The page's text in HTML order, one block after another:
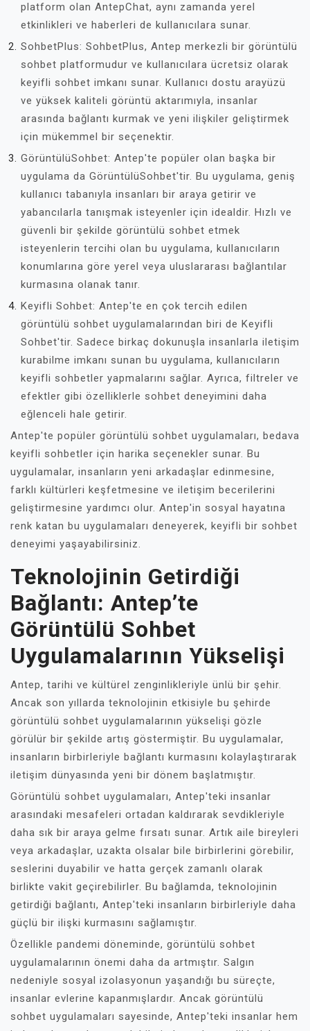
platform olan AntepChat, aynı zamanda yerel
etkinlikleri ve haberleri de kullanıcılara sunar.
SohbetPlus: SohbetPlus, Antep merkezli bir görüntülü
sohbet platformudur ve kullanıcılara ücretsiz olarak
keyifli sohbet imkanı sunar. Kullanıcı dostu arayüzü
ve yüksek kaliteli görüntü aktarımıyla, insanlar
arasında bağlantı kurmak ve yeni ilişkiler geliştirmek
için mükemmel bir seçenektir.
GörüntülüSohbet: Antep'te popüler olan başka bir
uygulama da GörüntülüSohbet'tir. Bu uygulama, geniş
kullanıcı tabanıyla insanları bir araya getirir ve
yabancılarla tanışmak isteyenler için idealdir. Hızlı ve
güvenli bir şekilde görüntülü sohbet etmek
isteyenlerin tercihi olan bu uygulama, kullanıcıların
konumlarına göre yerel veya uluslararası bağlantılar
kurmasına olanak tanır.
Keyifli Sohbet: Antep'te en çok tercih edilen
görüntülü sohbet uygulamalarından biri de Keyifli
Sohbet'tir. Sadece birkaç dokunuşla insanlarla iletişim
kurabilme imkanı sunan bu uygulama, kullanıcıların
keyifli sohbetler yapmalarını sağlar. Ayrıca, filtreler ve
efektler gibi özelliklerle sohbet deneyimini daha
eğlenceli hale getirir.
Antep'te popüler görüntülü sohbet uygulamaları, bedava
keyifli sohbetler için harika seçenekler sunar. Bu
uygulamalar, insanların yeni arkadaşlar edinmesine,
farklı kültürleri keşfetmesine ve iletişim becerilerini
geliştirmesine yardımcı olur. Antep'in sosyal hayatına
renk katan bu uygulamaları deneyerek, keyifli bir sohbet
deneyimi yaşayabilirsiniz.
Teknolojinin Getirdiği
Bağlantı: Antep’te
Görüntülü Sohbet
Uygulamalarının Yükselişi
Antep, tarihi ve kültürel zenginlikleriyle ünlü bir şehir.
Ancak son yıllarda teknolojinin etkisiyle bu şehirde
görüntülü sohbet uygulamalarının yükselişi gözle
görülür bir şekilde artış göstermiştir. Bu uygulamalar,
insanların birbirleriyle bağlantı kurmasını kolaylaştırarak
iletişim dünyasında yeni bir dönem başlatmıştır.
Görüntülü sohbet uygulamaları, Antep'teki insanlar
arasındaki mesafeleri ortadan kaldırarak sevdikleriyle
daha sık bir araya gelme fırsatı sunar. Artık aile bireyleri
veya arkadaşlar, uzakta olsalar bile birbirlerini görebilir,
seslerini duyabilir ve hatta gerçek zamanlı olarak
birlikte vakit geçirebilirler. Bu bağlamda, teknolojinin
getirdiği bağlantı, Antep'teki insanların birbirleriyle daha
güçlü bir ilişki kurmasını sağlamıştır.
Özellikle pandemi döneminde, görüntülü sohbet
uygulamalarının önemi daha da artmıştır. Salgın
nedeniyle sosyal izolasyonun yaşandığı bu süreçte,
insanlar evlerine kapanmışlardır. Ancak görüntülü
sohbet uygulamaları sayesinde, Antep'teki insanlar hem